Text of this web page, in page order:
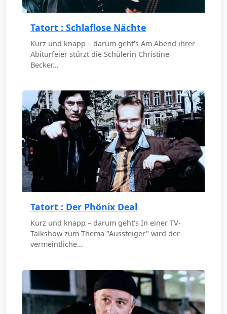
Tatort : Schlaflose Nächte
Kurz und knapp – darum geht's Am Abend ihrer
Abiturfeier stürzt die Schülerin Christine
Becker…
Tatort : Der Phönix Deal
Kurz und knapp – darum geht's In einer TV-
Talkshow zum Thema "Aussteiger" wird der
vermeintliche…